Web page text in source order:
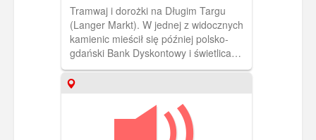
Tramwaj i dorożki na Długim Targu
(Langer Markt). W jednej z widocznych
kamienic mieścił się później polsko-
gdański Bank Dyskontowy i świetlica
Związku Polaków. W głębi po lewej
fragment Zielonej Bramy.(Ok. 1910)